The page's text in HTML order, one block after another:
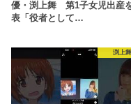
優・渕上舞 第1子女児出産
表「役者として…
渕上舞